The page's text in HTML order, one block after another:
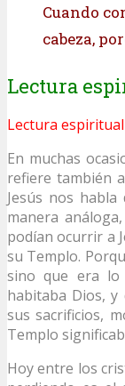
Cuando
cabeza,
Lectura
Lectura
En muchas
refiere también
Jesús nos
manera
podían ocurrir a
su Templo.
sino que era lo
habitaba Dios,
sus sacrificios,
Templo
Hoy entre los